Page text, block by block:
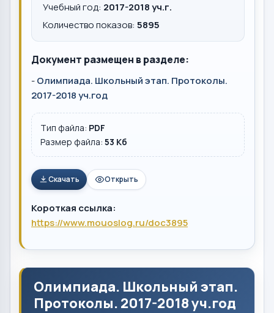
Учебный год: 2017-2018 уч.г.
Количество показов: 5895
Документ размещен в разделе:
-Олимпиада. Школьный этап. Протоколы.
2017-2018 уч.год
Тип файла: PDF
Размер файла: 53 Кб
Скачать Открыть
Короткая ссылка:
https://www.mouoslog.ru/doc3895
Олимпиада. Школьный этап.
Протоколы. 2017-2018 уч.год